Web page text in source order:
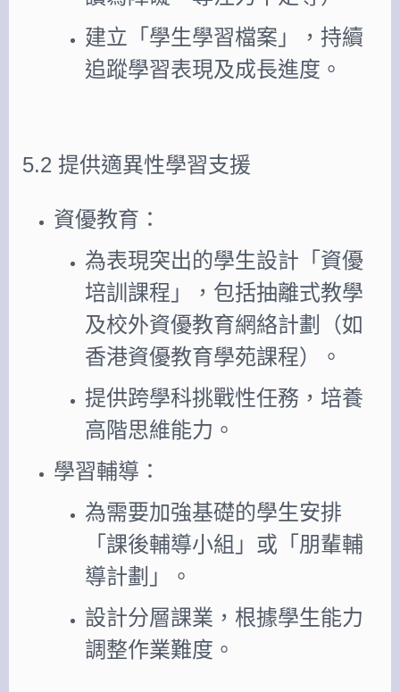
建立「學生學習檔案」，持續
追蹤學習表現及成長進度。
5.2 提供適異性學習支援
資優教育：
為表現突出的學生設計「資優
培訓課程」，包括抽離式教學
及校外資優教育網絡計劃（如
香港資優教育學苑課程）。
提供跨學科挑戰性任務，培養
高階思維能力。
學習輔導：
為需要加強基礎的學生安排
「課後輔導小組」或「朋輩輔
導計劃」。
設計分層課業，根據學生能力
調整作業難度。